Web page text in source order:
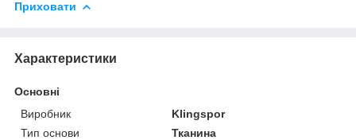
Приховати
Характеристики
Основні
Виробник
Klingspor
Тип основи
Тканина